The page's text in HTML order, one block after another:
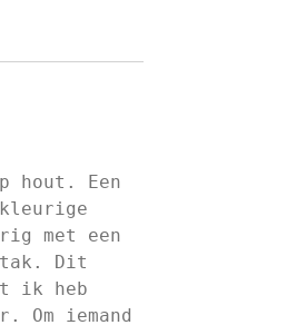
hout. Een
met een
tak. Dit
ik heb
Om iemand